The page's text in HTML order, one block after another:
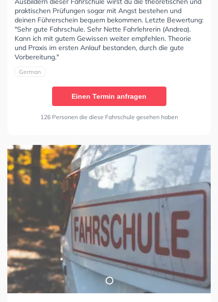
praktischen Prüfungen sogar mit Angst bestehen und
deinen Führerschein bequem bekommen. Letzte Bewertung:
"Sehr gute Fahrschule. Sehr Nette Fahrlehrerin (Andrea).
Kann ich mit gutem Gewissen weiter empfehlen. Theorie
und Praxis im ersten Anlauf bestanden, durch die gute
Vorbereitung."
German
Einen Termin anfragen
126 Personen die diese Fahrschule gesehen haben